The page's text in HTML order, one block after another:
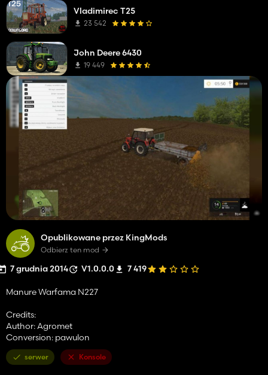
Opublikowane przez KingMods
Odbierz ten mod
7 grudnia 2014 V1.0.0.0 7 419
Manure Warfama N227
Credits:
Author: Agromet
Conversion: pawulon
serwer Konsole
Vladimirec T25
23 542
John Deere 6430
19 449